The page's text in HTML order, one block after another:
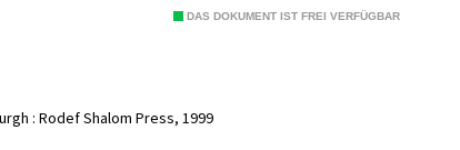
DAS DOKUMENT IST FREI VERFÜGBAR
: Rodef Shalom Press, 1999